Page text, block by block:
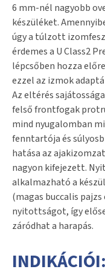
6 mm-nél nagyobb
készüléket.
úgy a túlzott
érdemes a U Class2
lépcsőben hozza
ezzel az izmok
Az eltérés
felső frontfogak
mind nyugalomban
fenntartója és
hatása az
nagyon kifejezett.
alkalmazható a
(magas buccalis
nyitottságot, így
záródhat a harapás.
INDIKÁCIÓI: